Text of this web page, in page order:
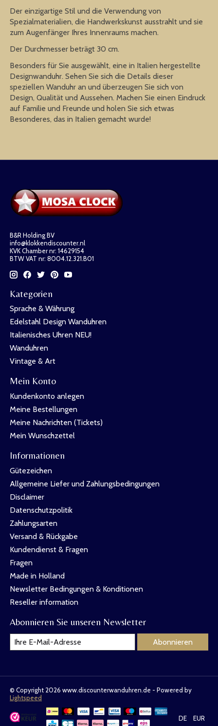
Der einzigartige Stil und die Verwendung von
Spezialmaterialien, die Handwerkskunst ausstrahlt und sie
zum Augenfänger Ihres Innenraums machen.
Der Durchmesser beträgt 30 cm.
Besonders für Sie ausgewählt, eine in Italien hergestellte
Designwanduhr. Sehen Sie sich die Details dieser
speziellen Wanduhr an und überzeugen Sie sich von
Design, Qualität und Aussehen. Machen Sie einen Eindruck
auf Familie und Freunde und holen Sie sich etwas
Besonderes, das in Italien gemacht wurde!
B&R Holding BV
info@klokkendiscounter.nl
KVK Chamber nr: 14629154
BTW VAT nr: 8004.12.321.B01
Kategorien
Sprache & Währung
Edelstahl Design Wanduhren
Italienisches Uhren NEU!
Wanduhren
Vintage & Art
Mein Konto
Kundenkonto anlegen
Meine Bestellungen
Meine Nachrichten (Tickets)
Mein Wunschzettel
Informationen
Gütezeichen
Allgemeine Liefer und Zahlungsbedingungen
Disclaimer
Datenschutzpolitik
Zahlungsarten
Versand & Rückgabe
Kundendienst & Fragen
Fragen
Made in Holland
Newsletter Bedingungen & Konditionen
Reseller information
Abonnieren Sie unseren Newsletter
Abonnieren
© Copyright 2026 www.discounterwanduhren.de - Powered by
Lightspeed
DE EUR